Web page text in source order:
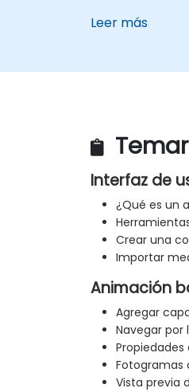
Leer más
Interfaz de
¿Qué es un
Crear una
Importar
Animación
Agregar
Navegar
Fotogramas
Vista previa